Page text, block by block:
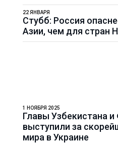
Стубб: Россия
Азии, чем для стран
22 ЯНВАРЯ
Главы Узбекистана
выступили за
мира в Украине
1 НОЯБРЯ 2025